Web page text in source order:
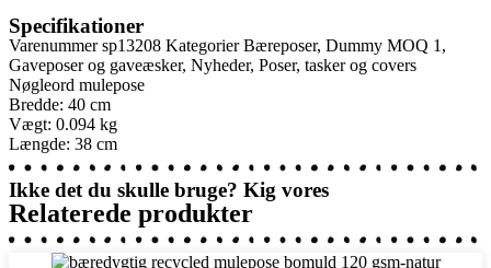
Specifikationer
Varenummersp13208 Kategorier Bæreposer, Dummy MOQ 1 ,
Gaveposer og gaveæsker, Nyheder, Poser, tasker og covers
Nøgleord mulepose
Bredde: 40 cm
Vægt: 0.094 kg
Længde: 38 cm
Ikke det du skulle bruge? Kig vores
Relaterede produkter